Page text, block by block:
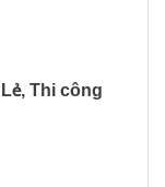
Thi công